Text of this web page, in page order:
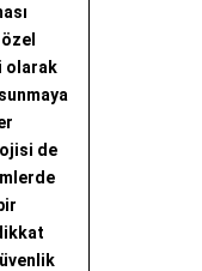
olarak
de